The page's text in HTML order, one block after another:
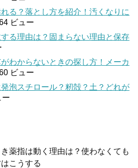
る？落とし方を紹介！汚くなりに
ビュー
る理由は？固まらない理由と保存
わからないときの探し方！メーカ
ビュー
泡スチロール？籾殻？土？どれが
ー
薬指は動く理由は？使わなくても
こうする